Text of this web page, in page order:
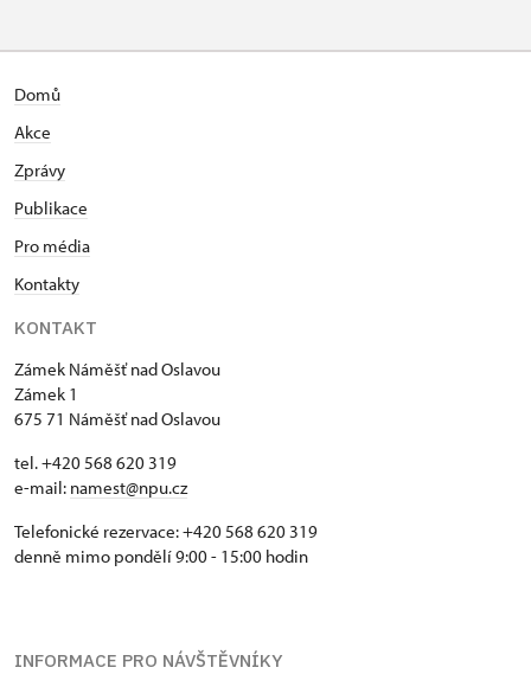
Celoroční volné vstupenky vydané
Jednorázové vstupenky vydané NPÚ
Průkaz zaměstnance NPÚ (+ až 3
rodinní příslušníci)
Průkaz Náš člověk *
* Platí pouze pro jednu osobu
Domů
Akce
Zprávy
Publikace
Pro média
Kontakty
KONTAKT
Zámek Náměšť nad Oslavou
Zámek 1
675 71 Náměšť nad Oslavou
tel. +420 568 620 319
e-mail: namest@npu.cz
Telefonické rezervace: +420 568 620 319
denně mimo pondělí 9:00 - 15:00 hodin
INFORMACE PRO NÁVŠTĚVNÍKY